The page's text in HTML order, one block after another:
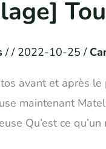
// 2022-10-25/
avant et après
maintenant
Qu’est ce